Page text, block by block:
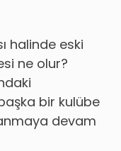
halinde eski
ne olur?
bir kulübe
devam